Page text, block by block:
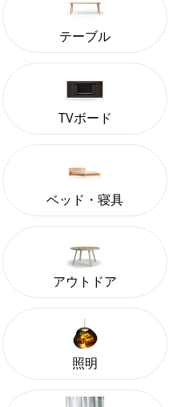
テーブル
TVボード
ベッド・寝具
アウトドア
照明